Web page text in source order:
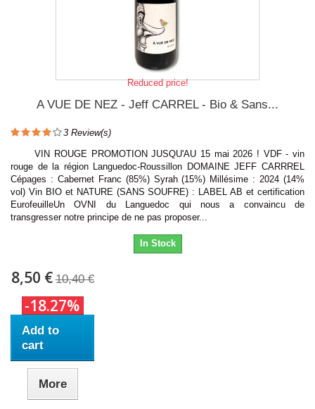
Reduced price!
A VUE DE NEZ - Jeff CARREL - Bio & Sans...
3 Review(s)
VIN ROUGE PROMOTION JUSQU'AU 15 mai 2026 ! VDF - vin
rouge de la région Languedoc-Roussillon DOMAINE JEFF CARRREL
Cépages : Cabernet Franc (85%) Syrah (15%) Millésime : 2024 (14%
vol) Vin BIO et NATURE (SANS SOUFRE) : LABEL AB et certification
EurofeuilleUn OVNI du Languedoc qui nous a convaincu de
transgresser notre principe de ne pas proposer...
In Stock
8,50 € 10,40 €
-18.27%
Add to
cart
More